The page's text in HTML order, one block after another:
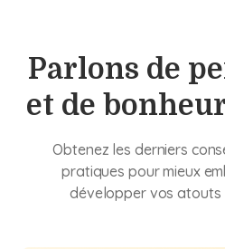
Parlons de
et de
Obtenez les derniers
pratiques pour mieux
développer vos atouts